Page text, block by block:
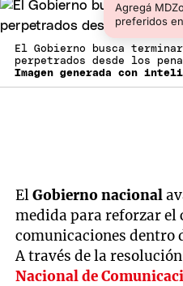
Agregá
preferidos
El Gobierno busca
perpetrados desde los
Imagen generada con
ElGobierno nacional
medida para reforzar el
comunicaciones dentro
A través de la
Nacional de